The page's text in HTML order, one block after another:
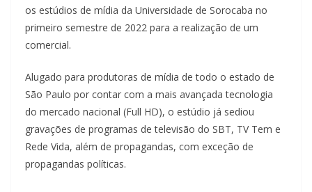
os estúdios de mídia da Universidade de Sorocaba no
primeiro semestre de 2022 para a realização de um
comercial.
Alugado para produtoras de mídia de todo o estado de
São Paulo por contar com a mais avançada tecnologia
do mercado nacional (Full HD), o estúdio já sediou
gravações de programas de televisão do SBT, TV Tem e
Rede Vida, além de propagandas, com exceção de
propagandas políticas.